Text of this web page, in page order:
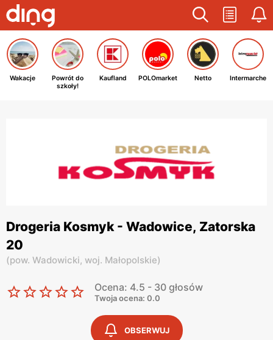
Wakacje
Powrót do
szkoły!
Kaufland POLOmarket Netto Intermarche
Drogeria Kosmyk - Wadowice, Zatorska
20
(pow. Wadowicki, woj. Małopolskie)
Ocena: 4.5 - 30 głosów
Twoja ocena: 0.0
OBSERWUJ